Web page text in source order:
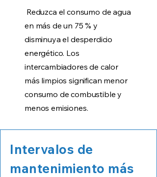
Reduzca el consumo de agua
en más de un 75 % y
disminuya el desperdicio
energético. Los
intercambiadores de calor
más limpios significan menor
consumo de combustible y
menos emisiones.
Intervalos de
mantenimiento más